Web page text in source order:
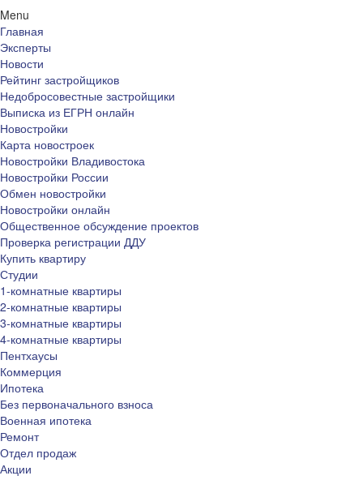
Menu
Главная
Эксперты
Новости
Рейтинг застройщиков
Недобросовестные застройщики
Выписка из ЕГРН онлайн
Новостройки
Карта новостроек
Новостройки Владивостока
Новостройки России
Обмен новостройки
Новостройки онлайн
Общественное обсуждение проектов
Проверка регистрации ДДУ
Купить квартиру
Студии
1-комнатные квартиры
2-комнатные квартиры
3-комнатные квартиры
4-комнатные квартиры
Пентхаусы
Коммерция
Ипотека
Без первоначального взноса
Военная ипотека
Ремонт
Отдел продаж
Акции